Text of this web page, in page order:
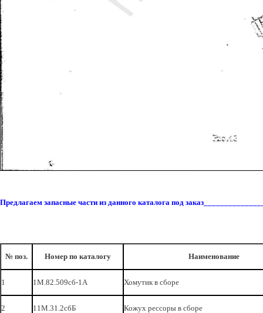
Предлагаем запасные части из данного каталога под
№ поз. Номер по каталогу Наименование
1 1М.82.509сб-1А Хомутик в сборе
2 11М.31.2сбБ Кожух рессоры в сборе